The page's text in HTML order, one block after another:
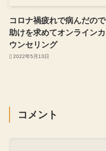
コロナ禍疲れで病んだので
助けを求めてオンラインカ
ウンセリング
2022年5月13日
コメント